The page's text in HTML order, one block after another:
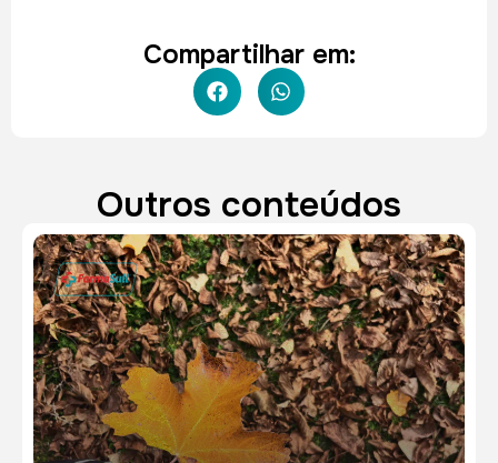
Compartilhar em:
Outros conteúdos